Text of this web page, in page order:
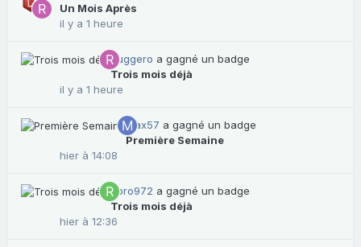
Un Mois Après
il y a 1 heure
Ruggero a gagné un badge
Trois mois déjà
il y a 1 heure
max57 a gagné un badge
Première Semaine
hier à 14:08
Roro972 a gagné un badge
Trois mois déjà
hier à 12:36